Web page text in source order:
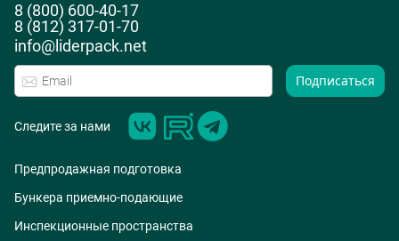
8 (800) 600-40-17
8 (812) 317-01-70
info@liderpack.net
Подписаться
Следите за нами
Предпродажная подготовка
Бункера приемно-подающие
Инспекционные пространства